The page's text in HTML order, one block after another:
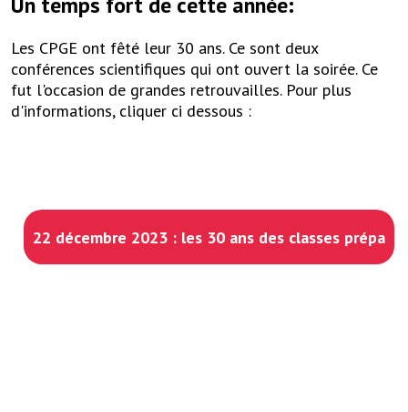
Les CPGE ont fêté leur 30 ans. Ce sont deux
conférences scientifiques qui ont ouvert la soirée. Ce
fut l'occasion de grandes retrouvailles. Pour plus
d'informations, cliquer ci dessous :
22 décembre 2023 : les 30 ans des classes prépa